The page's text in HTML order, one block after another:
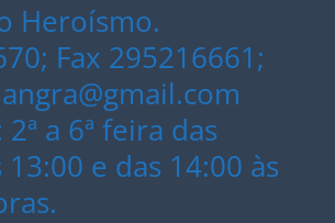
Heroísmo.
Fax 295216661;
a 6ª feira das
13:00 e das 14:00 às